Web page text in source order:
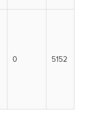
0 5152